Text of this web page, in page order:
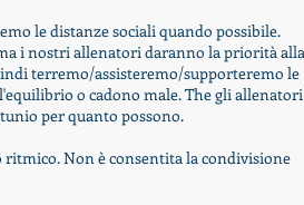
le distanze sociali quando possibile.
i nostri allenatori daranno la priorità alla
terremo/assisteremo/supporteremo le
o cadono male. Thegli
per quanto possono.
Non è consentita la condivisione